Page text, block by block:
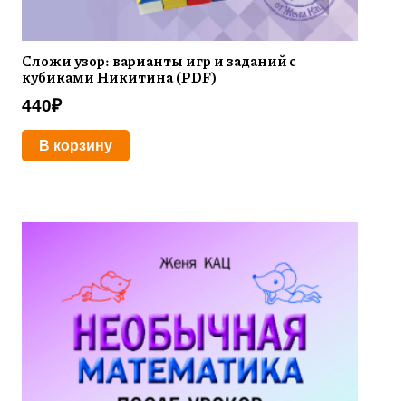
Сложи узор: варианты игр и заданий с
кубиками Никитина (PDF)
440₽
В корзину